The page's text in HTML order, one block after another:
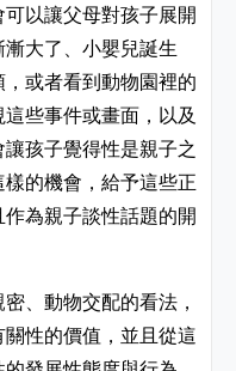
以讓父母對孩子展開
大了、小嬰兒誕生
或者看到動物園裡的
些事件或畫面，以及
孩子覺得性是親子之
的機會，給予這些正
為親子談性話題的開
、動物交配的看法，
性的價值，並且從這